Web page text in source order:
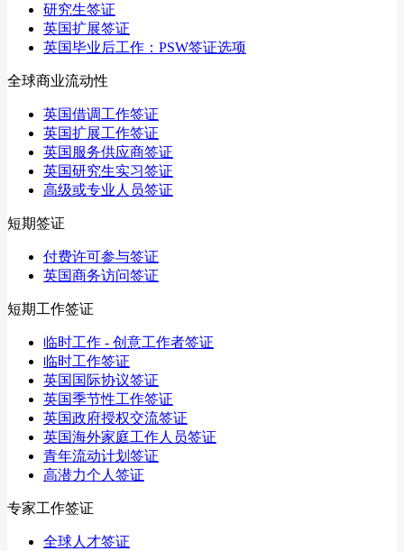
研究生签证
英国扩展签证
英国毕业后工作：PSW签证选项
全球商业流动性
英国借调工作签证
英国扩展工作签证
英国服务供应商签证
英国研究生实习签证
高级或专业人员签证
短期签证
付费许可参与签证
英国商务访问签证
短期工作签证
临时工作 - 创意工作者签证
临时工作签证
英国国际协议签证
英国季节性工作签证
英国政府授权交流签证
英国海外家庭工作人员签证
青年流动计划签证
高潜力个人签证
专家工作签证
全球人才签证